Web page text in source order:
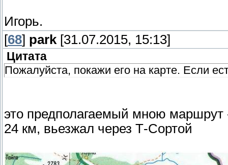
Игорь.
[68] park [31.07.2015, 15:13]
Цитата
Пожалуйста, покажи его на карте. Если
это предполагаемый мною
24 км, вьезжал через Т-Сортой